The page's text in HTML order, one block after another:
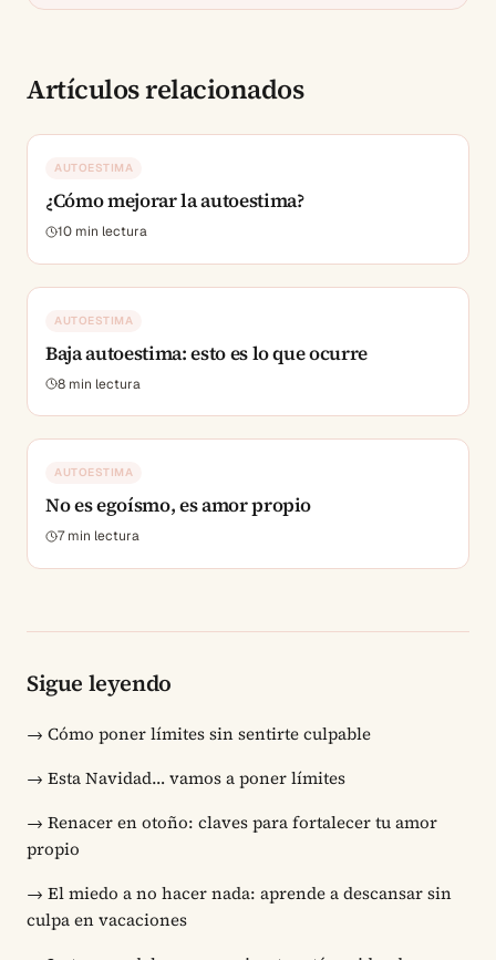
Artículos relacionados
AUTOESTIMA
¿Cómo mejorar la autoestima?
10 min lectura
AUTOESTIMA
Baja autoestima: esto es lo que ocurre
8 min lectura
AUTOESTIMA
No es egoísmo, es amor propio
7min lectura
Sigue leyendo
→ Cómo poner límites sin sentirte culpable
→ Esta Navidad… vamos a poner límites
→ Renacer en otoño: claves para fortalecer tu amor
propio
→ El miedo a no hacer nada: aprende a descansar sin
culpa en vacaciones